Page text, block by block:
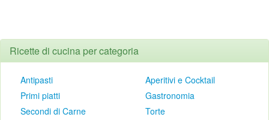
Ricette di cucina per categoria
Antipasti
Primi piatti
Secondi di Carne
Aperitivi e Cocktail
Gastronomia
Torte